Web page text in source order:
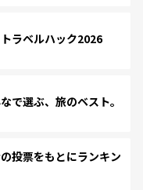
ラベルハック2026
選ぶ、旅のベスト。
投票をもとにランキン